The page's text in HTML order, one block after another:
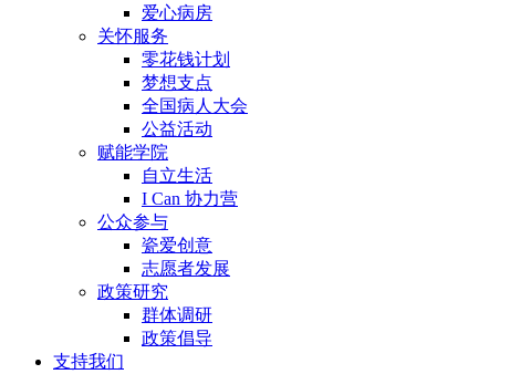
爱心病房
关怀服务
零花钱计划
梦想支点
全国病人大会
公益活动
赋能学院
自立生活
I Can 协力营
公众参与
瓷爱创意
志愿者发展
政策研究
群体调研
政策倡导
支持我们